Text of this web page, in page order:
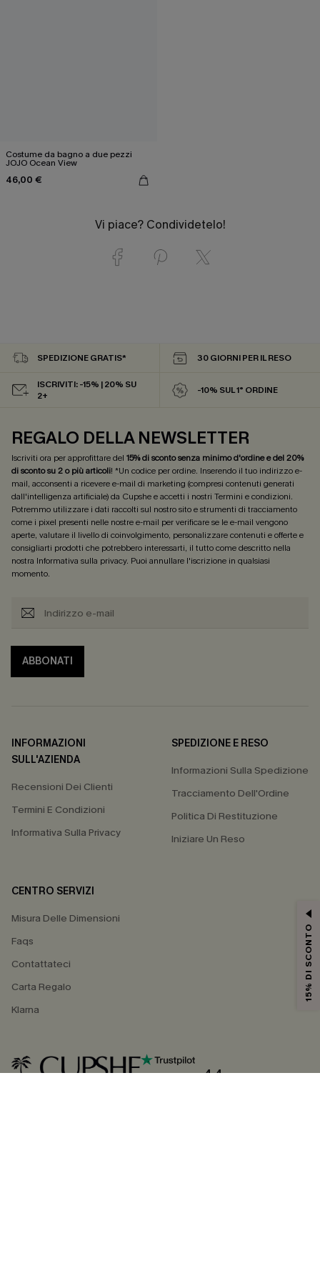
Costume da bagno a due pezzi
JOJO Ocean View
46,00 €
Vi piace? Condividetelo!
SPEDIZIONE GRATIS* 30 GIORNI PER IL RESO
ISCRIVITI: -15% | 20% SU
2+
-10% SUL 1° ORDINE
REGALO DELLA NEWSLETTER
Iscriviti ora per approfittare del 15% di sconto senza minimo d'ordine e del 20%
di sconto su 2 o più articoli! *Un codice per ordine. Inserendo il tuo indirizzo e-
mail, acconsenti a ricevere e-mail di marketing (compresi contenuti generati
dall'intelligenza artificiale) da Cupshe e accetti i nostri Termini e condizioni.
Potremmo utilizzare i dati raccolti sul nostro sito e strumenti di tracciamento
come i pixel presenti nelle nostre e-mail per verificare se le e-mail vengono
aperte, valutare il livello di coinvolgimento, personalizzare contenuti e offerte e
consigliarti prodotti che potrebbero interessarti, il tutto come descritto nella
nostra Informativa sulla privacy. Puoi annullare l'iscrizione in qualsiasi
momento.
ABBONATI
INFORMAZIONI
SULL'AZIENDA
Recensioni Dei Clienti
Termini E Condizioni
Informativa Sulla Privacy
SPEDIZIONE E RESO
Informazioni Sulla Spedizione
Tracciamento Dell'Ordine
Politica Di Restituzione
Iniziare Un Reso
CENTRO SERVIZI
Misura Delle Dimensioni
Faqs
Contattateci
Carta Regalo
Klarna
4.4
15% DI SCONTO